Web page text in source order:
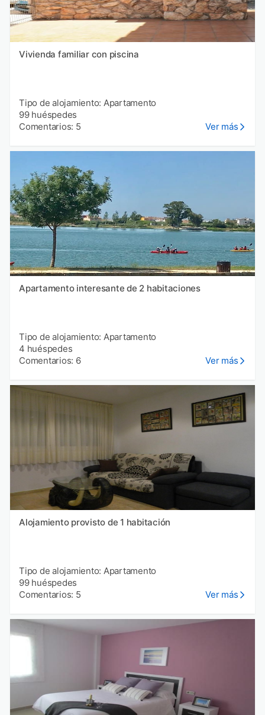
Vivienda familiar con piscina
Tipo de alojamiento: Apartamento
99 huéspedes
Comentarios: 5
Ver más
Apartamento interesante de 2 habitaciones
Tipo de alojamiento: Apartamento
4 huéspedes
Comentarios: 6
Ver más
Alojamiento provisto de 1 habitación
Tipo de alojamiento: Apartamento
99 huéspedes
Comentarios: 5
Ver más